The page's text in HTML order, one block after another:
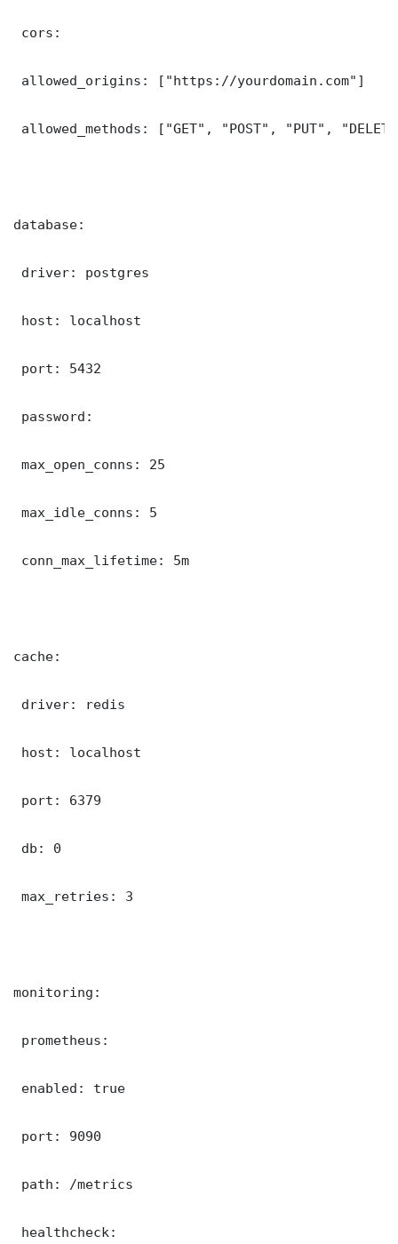
cors:
allowed_origins: ["https://yourdomain.com"]
allowed_methods: ["GET", "POST", "PUT",
database:
driver: postgres
host: localhost
port: 5432
password:
max_open_conns: 25
max_idle_conns: 5
conn_max_lifetime: 5m
cache:
driver: redis
host: localhost
port: 6379
db: 0
max_retries: 3
monitoring:
prometheus:
enabled: true
port: 9090
path: /metrics
healthcheck: